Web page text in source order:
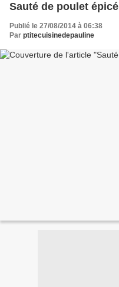
Sauté de poulet
Publié le 27/08/2014 à 06:38
Par ptitecuisinedepauline